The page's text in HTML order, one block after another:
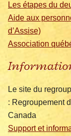
Les étapes du
Aide aux
d’Assise)
Association
Le site du
: Regroupement
Canada
Support et